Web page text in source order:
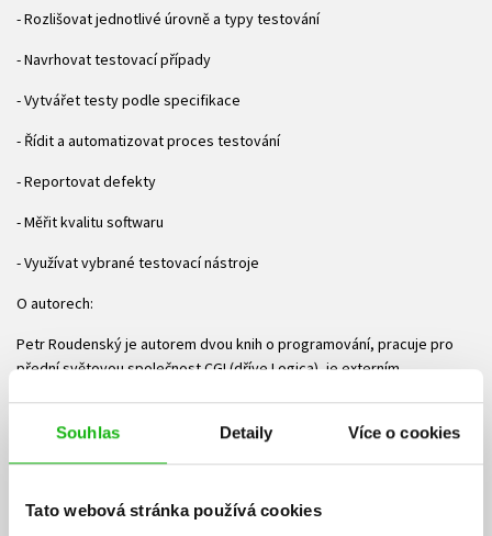
Souhlas Detaily Více o cookies
Tato webová stránka používá cookies
- Rozlišovat jednotlivé úrovně a typy testování
- Navrhovat testovací případy
- Vytvářet testy podle specifikace
- Řídit a automatizovat proces testování
- Reportovat defekty
- Měřit kvalitu softwaru
- Využívat vybrané testovací nástroje
O autorech:
Petr Roudenský je autorem dvou knih o programování, pracuje pro
přední světovou společnost CGI (dříve Logica), je externím
aplikací pro státní správu i soukromé subjekty. Je autorem většiny
kapitol této knihy a jejího konceptu.
Anna Havlíčková (rozená Borovcová) pracuje jako test manažer a test